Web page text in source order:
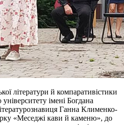
літератури й компаративістики
імені Богдана
Ганна Клименко-
«Меседжі кави й каменю», до